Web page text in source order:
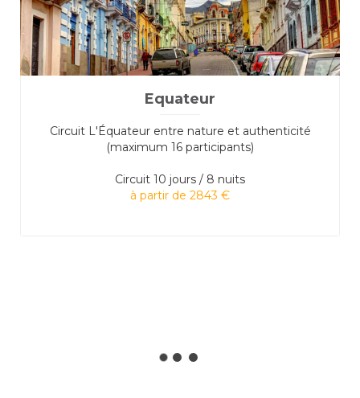
Equateur
Circuit L'Équateur entre nature et authenticité
(maximum 16 participants)
Circuit 10 jours / 8 nuits
à partir de 2843 €